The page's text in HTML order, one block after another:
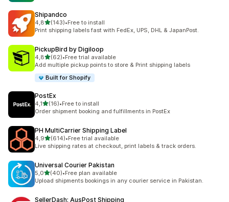
Shipandco
4,8stelle su 5
(143)
143 recensioni totali
•Free to install
Print shipping labels fast with FedEx, UPS, DHL & JapanPost.
PickupBird by Digiloop
4,8stelle su 5
(62)
62 recensioni totali
•Free trial available
Add multiple pickup points to store & Print shipping labels
Built for Shopify
PostEx
4,1stelle su 5
(16)
16 recensioni totali
•Free to install
Order shipment booking and fulfillments in PostEx
PH MultiCarrier Shipping Label
4,9stelle su 5
(614)
614 recensioni totali
•Free trial available
Live shipping rates at checkout, print labels & track orders.
Universal Courier Pakistan
5,0stelle su 5
(40)
40 recensioni totali
•Free plan available
Upload shipments bookings in any courier service in Pakistan.
SellerDash: AusPost Shipping